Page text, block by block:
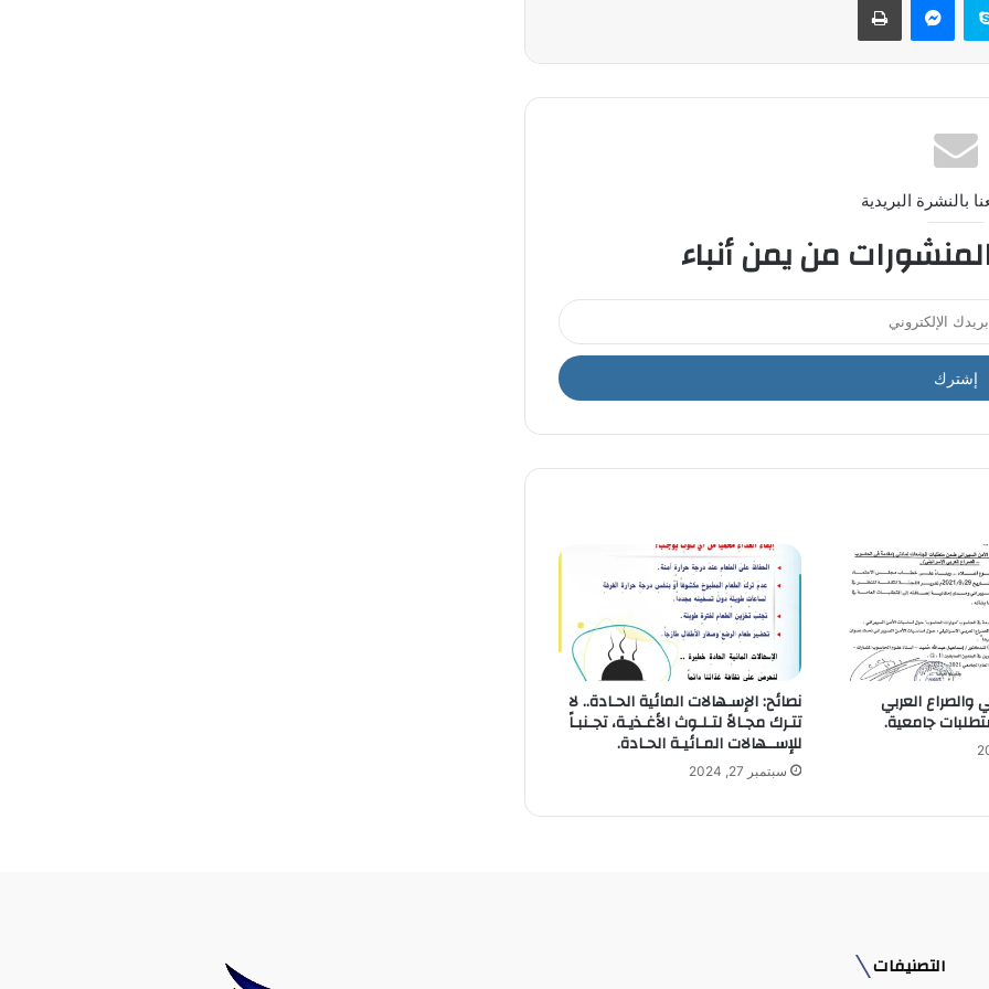
بالنشرة البريدية
من يمن أنباء
والصراع العربي
جامعية.
نصائح: الإسـهالات المائية الحـادة.. لا
تتـرك مجـالاً لتـلـوث الأغـذيـة، تجـنبـاً
للإســهالات المـائيـة الحـادة.
سبتمبر 27, 2024
التصنيفات